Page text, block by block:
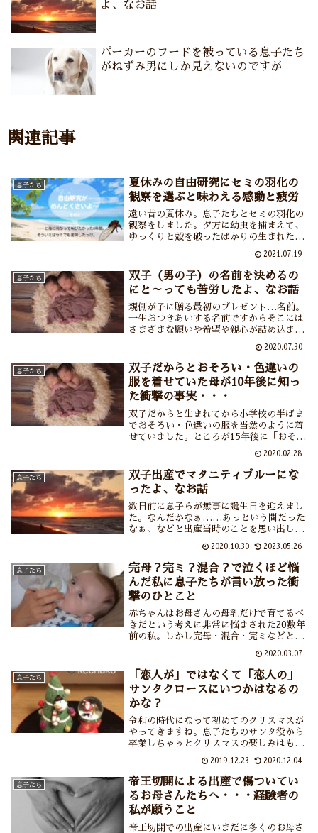
よ、なお話
パーカーのフードを被っている息子たち
がねずみ男にしか見えないのですが
関連記事
息子たち
夏休みの自由研究にセミの羽化の
観察を選ぶと味わえる感動と疲労
遠い昔の夏休み。息子たちとセミの羽化の
観察をしました。夕方に幼虫を捕まえて、
ゆっくりと殻を破ったばかりの生まれたて
た。ただね、観察するセミの幼虫、1～2匹
でよかったんじゃないかな……10匹も捕
まえてしまったので大騒動に？！
2021.07.19
息子たち
双子（男の子）の名前を決めるの
にと～っても苦労したよ、なお話
親側が子に贈る最初のプレゼント…名前。
一生おつきあいする名前ですからそこには
さまざまな願いや希望や親心が詰め込まれ
ものです。じゃあさ名前がふたつならど
う？双子（男の子）の名付けって想像以上
に苦労しますよ、というお話しです。
2020.07.30
息子たち
双子だからとおそろい・色違いの
服を着せていた母が10年後に知っ
た衝撃の事実・・・
双子だからと生まれてから小学校の半ばま
でおそろい・色違いの服を当然のように着
せていました。ところが15年後に「おそろ
い・色違いの服はイヤだった」という衝撃
の告白！イヤだと感じた息子たちの理由と
着せていた母＝私の理由。いまあの時に戻
れたらどのような服を着せようか？
2020.02.28
息子たち
双子出産でマタニティブルーにな
ったよ、なお話
数日前に息子らが無事に誕生日を迎えまし
た。なんだかなぁ……あっという間だった
なぁ、などと出産当時のことを思い出して
いま考えると立派なマタニティブルーだっ
たな、な思い出。しかしなんであの時あれ
ほど悲しかったんだろう？
2020.10.30 2023.05.26
息子たち
完母？完ミ？混合？で泣くほど悩
んだ私に息子たちが言い放った衝
撃のひとこと
赤ちゃんはお母さんの母乳だけで育てるべ
きだという考えに非常に悩まされた20数年
前の私。しかし完母・混合・完ミなどとい
衝撃発言。泣くほど悩んだ自分はいったい
なんだったのか？ごめんね、母乳がマズか
ったみたいで。
2020.03.07
息子たち
「恋人が」ではなくて「恋人の」
サンタクロースにいつかはなるの
かな？
令和の時代になって初めてのクリスマスが
やってきますね。息子たちのサンタ役から
卒業しちゃぅとクリスマスの楽しみはもは
息子たちが恋人のサンタクロースとしてい
つデビューするのか？気にかかっておりま
す。
2019.12.23 2020.12.04
息子たち
帝王切開による出産で傷ついてい
るお母さんたちへ・・・経験者の
私が願うこと
帝王切開での出産にいまだに多くのお母さ